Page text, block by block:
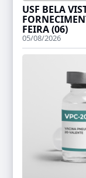
USF BELA
FEIRA (06)
05/08/2026